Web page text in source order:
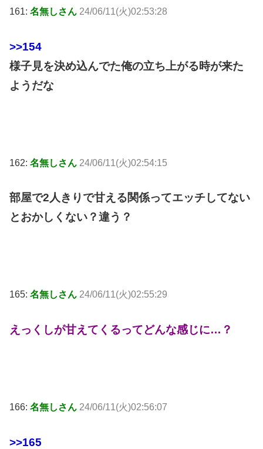
161: 名無しさん 24/06/11(火)02:53:28
>>154
様子見を決め込んでた俺の立ち上がる時が来た
ようだな
162: 名無しさん 24/06/11(火)02:54:15
部屋で2人きりで甘える関係ってエッチしてない
とおかしくない？違う？
165: 名無しさん 24/06/11(火)02:55:29
えっくしが甘えてくるってどんな感じに…？
166: 名無しさん 24/06/11(火)02:56:07
>>165